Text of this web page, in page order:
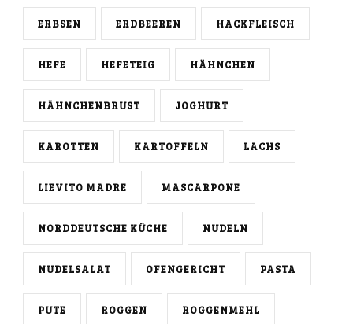
ERBSEN ERDBEEREN HACKFLEISCH
HEFE HEFETEIG HÄHNCHEN
HÄHNCHENBRUST JOGHURT
KAROTTEN KARTOFFELN LACHS
LIEVITO MADRE MASCARPONE
NORDDEUTSCHE KÜCHE NUDELN
NUDELSALAT OFENGERICHT PASTA
PUTE ROGGEN ROGGENMEHL